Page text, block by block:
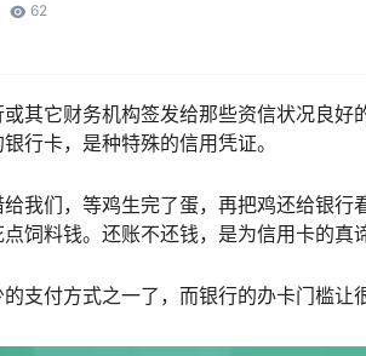
62
其它财务机构签发给那些资信状况良
行卡，是种特殊的信用凭证。
我们，等鸡生完了蛋，再把鸡还给银
饲料钱。还账不还钱，是为信用卡的真
支付方式之一了，而银行的办卡门槛让